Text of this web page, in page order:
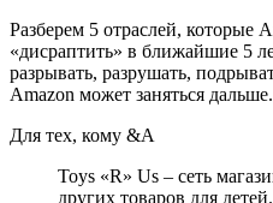
Разберем 5 отраслей, которые
«дисраптить» в ближайшие 5
разрывать, разрушать,
Amazon может заняться дальше.
Для тех, кому &A
Toys «R» Us – сеть
других товаров для